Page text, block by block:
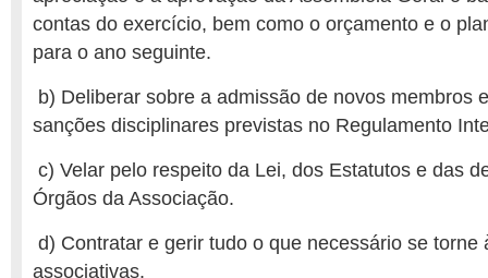
contas do exercício, bem como o orçamento e o
para o ano seguinte.
b) Deliberar sobre a admissão de novos membros
sanções disciplinares previstas no Regulamento
c) Velar pelo respeito da Lei, dos Estatutos e das
Órgãos da Associação.
d) Contratar e gerir tudo o que necessário se torne
associativas.